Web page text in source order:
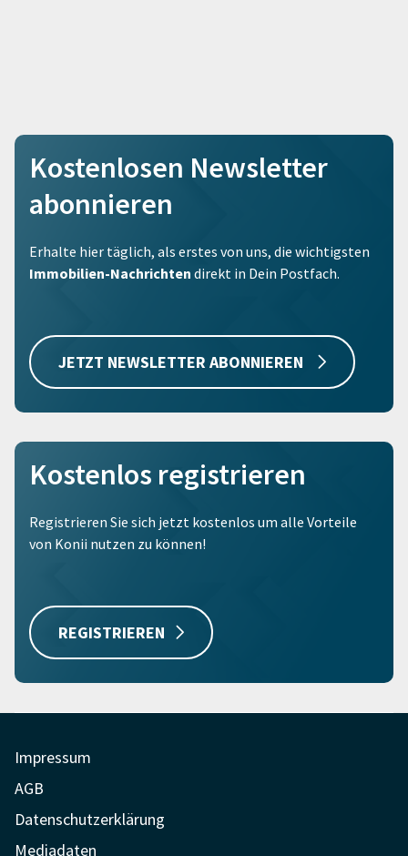
Kostenlosen Newsletter
abonnieren
Erhalte hier täglich, als erstes von uns, die wichtigsten
Immobilien-Nachrichten direkt in Dein Postfach.
JETZT NEWSLETTER ABONNIEREN
Kostenlos registrieren
Registrieren Sie sich jetzt kostenlos um alle Vorteile
von Konii nutzen zu können!
REGISTRIEREN
Impressum
AGB
Datenschutzerklärung
Mediadaten